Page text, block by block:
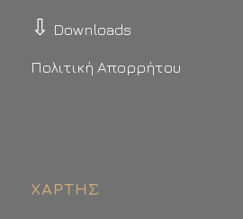
⇩ Downloads
Πολιτική Απορρήτου
ΧΆΡΤΗΣ